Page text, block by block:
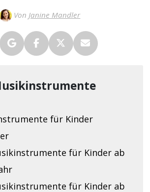
Von Janine Mandler
für Kinder
für Kinder ab
für Kinder ab